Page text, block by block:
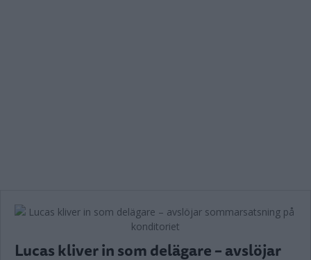
Lucas kliver in som delägare – avslöjar